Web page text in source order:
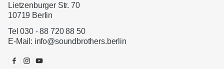
Lietzenburger Str. 70
10719 Berlin
Tel 030 - 88 720 88 50
E-Mail: info@soundbrothers.berlin